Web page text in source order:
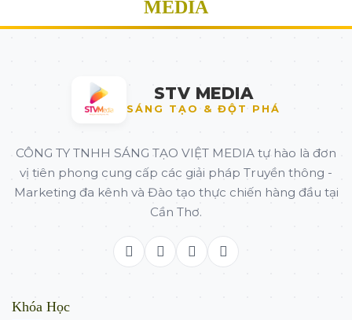
MEDIA
STV MEDIA
SÁNG TẠO & ĐỘT PHÁ
CÔNG TY TNHH SÁNG TẠO VIỆT MEDIA tự hào là đơn
vị tiên phong cung cấp các giải pháp Truyền thông -
Marketing đa kênh và Đào tạo thực chiến hàng đầu tại
Cần Thơ.
Khóa Học